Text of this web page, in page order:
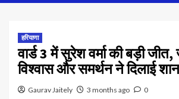
हरियाणा
वार्ड 3 में सुरेश वर्मा की बड़ी
विश्वास और समर्थन ने दिलाई
Gaurav Jaitely 3 months ago 0